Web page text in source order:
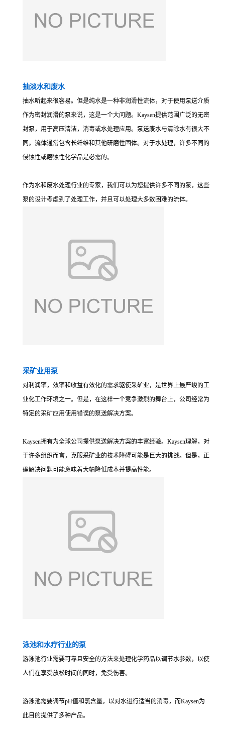
抽淡水和废水
抽水听起来很容易。但是纯水是一种非润滑性流体，对于使用泵送介质
作为密封润滑的泵来说，这是一个大问题。Kaysen提供范围广泛的无密
封泵，用于高压清洁，消毒或水处理应用。泵送废水与清除水有很大不
同。流体通常包含长纤维和其他研磨性固体。对于水处理，许多不同的
侵蚀性或磨蚀性化学品是必需的。
作为水和废水处理行业的专家，我们可以为您提供许多不同的泵，这些
泵的设计考虑到了处理工作，并且可以处理大多数困难的流体。
采矿业用泵
对利润率，效率和收益有效化的需求驱使采矿业，是世界上最严峻的工
业化工作环境之一。但是，在这样一个竞争激烈的舞台上，公司经常为
特定的采矿应用使用错误的泵送解决方案。
Kaysen拥有为全球公司提供泵送解决方案的丰富经验。Kaysen理解，对
于许多组织而言，克服采矿业的技术障碍可能是巨大的挑战。但是，正
确解决问题可能意味着大幅降低成本并提高性能。
泳池和水疗行业的泵
游泳池行业需要可靠且安全的方法来处理化学药品以调节水参数，以使
人们在享受放松时间的同时，免受伤害。
游泳池需要调节pH值和氯含量，以对水进行适当的消毒，而Kaysen为
此目的提供了多种产品。